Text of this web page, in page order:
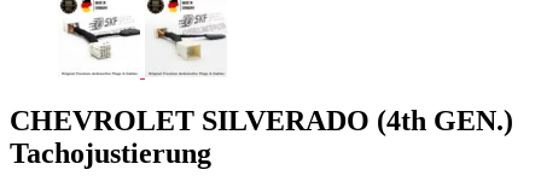
CHEVROLET SILVERADO (4th GEN.)
Tachojustierung